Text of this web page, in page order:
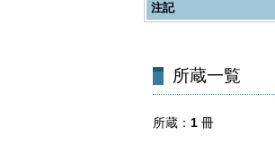
注記
所蔵一覧
所蔵 1 冊